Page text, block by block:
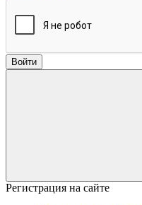
Войти
Регистрация на сайте